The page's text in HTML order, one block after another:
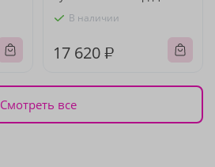
В наличии
17 620 ₽
Смотреть все